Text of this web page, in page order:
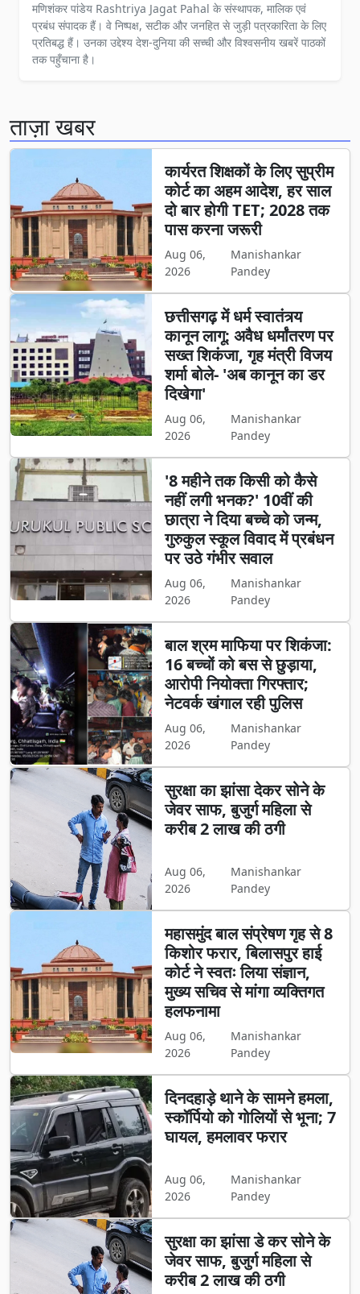
मणिशंकर पांडेय Rashtriya Jagat Pahal के संस्थापक, मालिक एवं
प्रबंध संपादक हैं। वे निष्पक्ष, सटीक और जनहित से जुड़ी पत्रकारिता के लिए
प्रतिबद्ध हैं। उनका उद्देश्य देश-दुनिया की सच्ची और विश्वसनीय खबरें पाठकों
तक पहुँचाना है।
ताज़ा खबर
कार्यरत शिक्षकों के लिए सुप्रीम
कोर्ट का अहम आदेश, हर साल
दो बार होगी TET; 2028 तक
पास करना जरूरी
Aug 06,
2026
Manishankar
Pandey
छत्तीसगढ़ में धर्म स्वातंत्र्य
कानून लागू: अवैध धर्मांतरण पर
सख्त शिकंजा, गृह मंत्री विजय
शर्मा बोले- 'अब कानून का डर
दिखेगा'
Aug 06,
2026
Manishankar
Pandey
'8 महीने तक किसी को कैसे
नहीं लगी भनक?' 10वीं की
छात्रा ने दिया बच्चे को जन्म,
गुरुकुल स्कूल विवाद में प्रबंधन
पर उठे गंभीर सवाल
Aug 06,
2026
Manishankar
Pandey
बाल श्रम माफिया पर शिकंजा:
16 बच्चों को बस से छुड़ाया,
आरोपी नियोक्ता गिरफ्तार;
नेटवर्क खंगाल रही पुलिस
Aug 06,
2026
Manishankar
Pandey
सुरक्षा का झांसा देकर सोने के
जेवर साफ, बुजुर्ग महिला से
करीब 2 लाख की ठगी
Aug 06,
2026
Manishankar
Pandey
महासमुंद बाल संप्रेषण गृह से 8
किशोर फरार, बिलासपुर हाई
कोर्ट ने स्वतः लिया संज्ञान,
मुख्य सचिव से मांगा व्यक्तिगत
हलफनामा
Aug 06,
2026
Manishankar
Pandey
दिनदहाड़े थाने के सामने हमला,
स्कॉर्पियो को गोलियों से भूना; 7
घायल, हमलावर फरार
Aug 06,
2026
Manishankar
Pandey
सुरक्षा का झांसा डे कर सोने के
जेवर साफ, बुजुर्ग महिला से
करीब 2 लाख की ठगी